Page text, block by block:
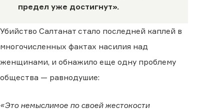
предел уже достигнут».
Убийство Салтанат стало последней каплей в
многочисленных фактах насилия над
женщинами, и обнажило еще одну проблему
общества — равнодушие:
«Это немыслимое по своей жестокости